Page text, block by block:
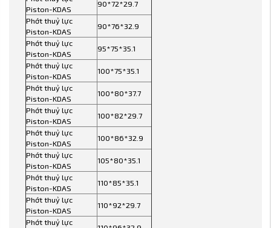
Piston-KDAS
90*72*29.7
Phớt thuỷ lực
Piston-KDAS
90*76*32.9
Phớt thuỷ lực
Piston-KDAS
95*75*35.1
Phớt thuỷ lực
Piston-KDAS
100*75*35.1
Phớt thuỷ lực
Piston-KDAS
100*80*37.7
Phớt thuỷ lực
Piston-KDAS
100*82*29.7
Phớt thuỷ lực
Piston-KDAS
100*86*32.9
Phớt thuỷ lực
Piston-KDAS
105*80*35.1
Phớt thuỷ lực
Piston-KDAS
110*85*35.1
Phớt thuỷ lực
Piston-KDAS
110*92*29.7
Phớt thuỷ lực